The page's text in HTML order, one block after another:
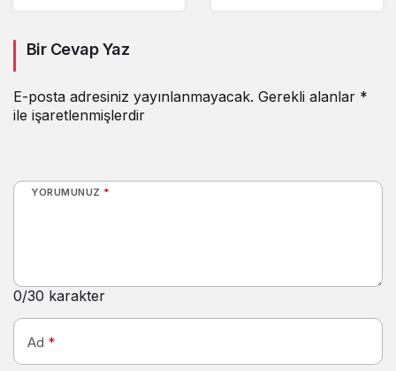
şekilde tamamlandı
Bir Cevap Yaz
E-posta adresiniz yayınlanmayacak. Gerekli alanlar *
ile işaretlenmişlerdir
YORUMUNUZ *
0/30 karakter
Ad *